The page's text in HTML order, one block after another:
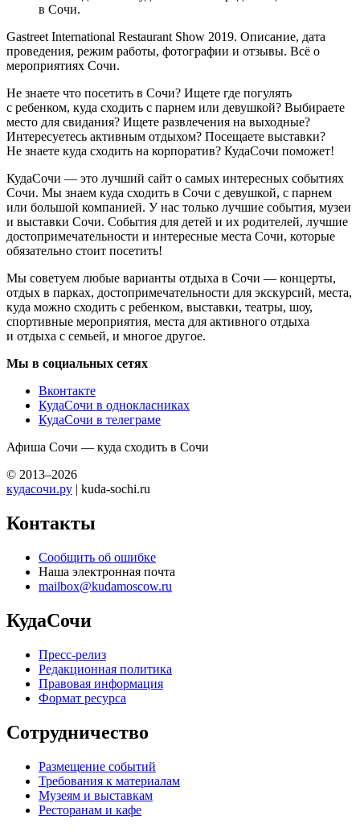
в Сочи.
Gastreet International Restaurant Show 2019. Описание, дата
проведения, режим работы, фотографии и отзывы. Всё о
мероприятиях Сочи.
Не знаете что посетить в Сочи? Ищете где погулять
с ребенком, куда сходить с парнем или девушкой? Выбираете
место для свидания? Ищете развлечения на выходные?
Интересуетесь активным отдыхом? Посещаете выставки?
Не знаете куда сходить на корпоратив? КудаСочи поможет!
КудаСочи — это лучший сайт о самых интересных событиях
Сочи. Мы знаем куда сходить в Сочи с девушкой, с парнем
или большой компанией. У нас только лучшие события, музеи
и выставки Сочи. События для детей и их родителей, лучшие
достопримечательности и интересные места Сочи, которые
обязательно стоит посетить!
Мы советуем любые варианты отдыха в Сочи — концерты,
отдых в парках, достопримечательности для экскурсий, места,
куда можно сходить с ребенком, выставки, театры, шоу,
спортивные мероприятия, места для активного отдыха
и отдыха с семьей, и многое другое.
Мы в социальных сетях
Вконтакте
КудаСочи в однокласниках
КудаСочи в телеграме
Афиша Сочи — куда сходить в Сочи
© 2013–2026
кудасочи.ру | kuda-sochi.ru
Контакты
Сообщить об ошибке
Наша электронная почта
mailbox@kudamoscow.ru
КудаСочи
Пресс-релиз
Редакционная политика
Правовая информация
Формат ресурса
Сотрудничество
Размещение событий
Требования к материалам
Музеям и выставкам
Ресторанам и кафе